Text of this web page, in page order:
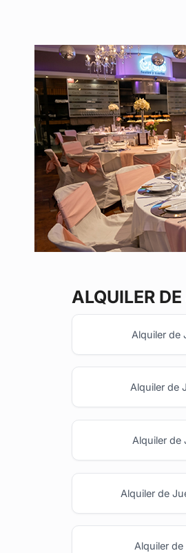
ALQUILER
Alquiler de
Alquiler de
Alquiler de
Alquiler de
Alquiler